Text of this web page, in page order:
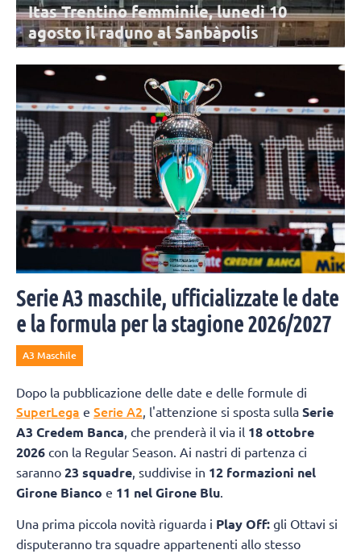
Itas Trentino femminile, lunedì 10
agosto il raduno al Sanbàpolis
per lunedì 10 agosto al Sanbàpolis. Presenti tutte le atlete in rosa,
Serie A3 maschile, ufficializzate le date
e la formula per la stagione 2026/2027
A3 Maschile
Dopo la pubblicazione delle date e delle formule di
SuperLega e Serie A2 , l'attenzione si sposta sulla Serie
A3 Credem Banca , che prenderà il via il 18 ottobre
2026 con la Regular Season. Ai nastri di partenza ci
saranno 23 squadre , suddivise in 12 formazioni nel
Girone Bianco e 11 nel Girone Blu
Una prima piccola novità riguarda i Play Off: gli Ottavi si
disputeranno tra squadre appartenenti allo stesso